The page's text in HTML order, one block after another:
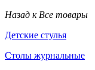
Назад к Все товары
Детские стулья
Столы журнальные